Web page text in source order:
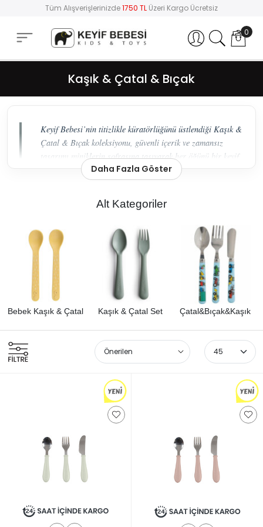
Tüm Alışverişlerinizde1750 TL Üzeri Kargo Ücretsiz
Hesabım 0
Kaşık & Çatal & Bıçak
Keyif Bebesi’nin titizlikle küratörlüğünü üstlendiği Kaşık &
Çatal & Bıçak koleksiyonu, güvenli içerik ve zamansız
tasarımı miniklerin sofrasına taşıyarak her öğünü bir keyif
anına dönüştürüyor.
Çocuğunuzun kendi başına yemek yemeyi öğrenmesi,
özgüven ve ince motor becerilerinin gelişimi için en kritik
aşamalardan biridir. Bu süreçte kullanılan mutfak
gereçlerinin sadece güvenli olması yetmez; aynı zamanda
küçük ellerin kolayca kavrayabileceği bir ergonomiye ve
çocukların hayal dünyasını besleyen bir estetiğe sahip
olması gerekir. Keyif Bebesi olarak sunduğumuz bu özel
seçki, beslenme saatlerini birer gelişim fırsatına
beklentilerine de tam karşılık veriyor. Sürdürülebilir
materyallerden inovatif formlara kadar her detay,
çocuğunuzun "iyi yaşam" yolculuğuna eşlik etmek üzere
Dünyaca Ünlü Markalarla Sofra Sanatı ve Güven
Kategorimizde yer alan markalar, zanaatkarlık ve kaliteyi
diş etlerine dost ve ergonomik kaşıkları; Rice markasının
neşeli renk paletini yansıtan, dayanıklılığı ile nesiller boyu
kullanılabilen melamin setleri bu seçkinin kalbini
oluşturuyor. Trixie’nin sürdürülebilir ve doğa dostu
markasının ödüllü tasarımları çocukların kaşık ve çatalı bir
yetişkin gibi sezgisel olarak kavramasını sağlıyor. BPA
Daha Fazla Göster
Alt Kategoriler
Bebek Kaşık & Çatal Kaşık & Çatal Set Çatal&Bıçak&Kaşık